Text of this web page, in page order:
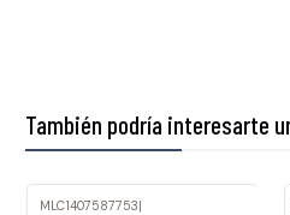
También podría interesarte
MLC1407587753|